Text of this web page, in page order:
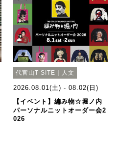
代官山T-SITE｜人文
2026.08.01(土) - 08.02(日)
【イベント】編み物☆堀ノ内
パーソナルニットオーダー会2
026